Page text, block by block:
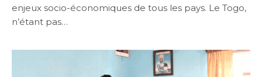
enjeux socio-économiques de tous les pays. Le Togo,
n’étant pas…